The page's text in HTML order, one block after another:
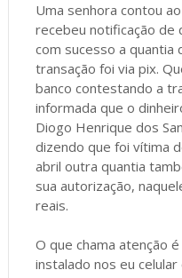
Uma senhora contou
recebeu notificação de
com sucesso a quantia
transação foi via pix.
banco contestando a
informada que o
Diogo Henrique dos
dizendo que foi vítima
abril outra quantia
sua autorização,
reais.
O que chama atenção
instalado nos eu